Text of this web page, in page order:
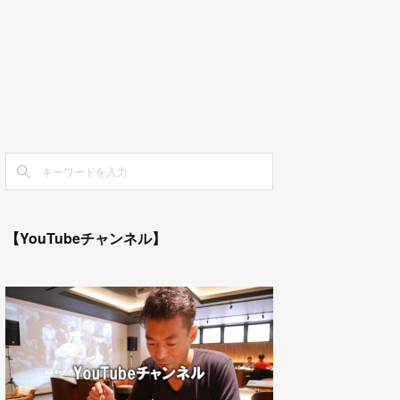
【YouTubeチャンネル】